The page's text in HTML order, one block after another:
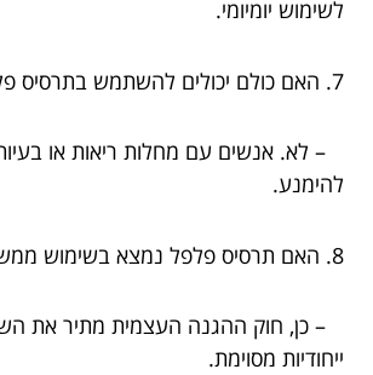
לשימוש יומיומי.
7. האם כולם יכולים להשתמש בתרסיס פלפל?
– לא. אנשים עם מחלות ריאות או
להימנע.
8. האם תרסיס פלפל נמצא בשימוש ממשינו על פי חוק?
– כן, חוק ההגנה העצמית מתיר את
ייחודיות מסוימת.